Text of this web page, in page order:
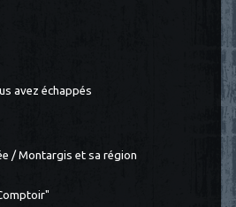
avez échappés
/ Montargis et sa région